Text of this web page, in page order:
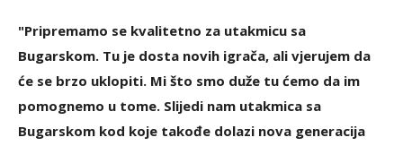
"Pripremamo se kvalitetno za utakmicu sa
Bugarskom. Tu je dosta novih igrača, ali vjerujem da
će se brzo uklopiti. Mi što smo duže tu ćemo da im
pomognemo u tome. Slijedi nam utakmica sa
Bugarskom kod koje takođe dolazi nova generacija